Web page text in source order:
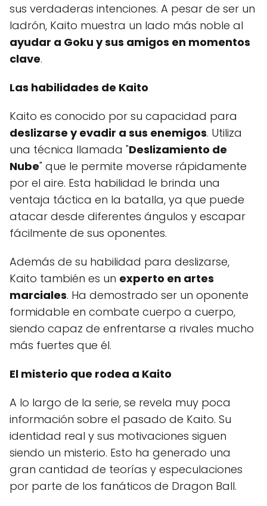
sus verdaderas intenciones. A pesar de ser un
ladrón, Kaito muestra un lado más noble al
ayudar a Goku y sus amigos en momentos
clave.
Las habilidades de Kaito
Kaito es conocido por su capacidad para
deslizarse y evadir a sus enemigos. Utiliza
una técnica llamada "Deslizamiento de
Nube" que le permite moverse rápidamente
por el aire. Esta habilidad le brinda una
ventaja táctica en la batalla, ya que puede
atacar desde diferentes ángulos y escapar
fácilmente de sus oponentes.
Además de su habilidad para deslizarse,
Kaito también es un experto en artes
marciales. Ha demostrado ser un oponente
formidable en combate cuerpo a cuerpo,
siendo capaz de enfrentarse a rivales mucho
más fuertes que él.
El misterio que rodea a Kaito
A lo largo de la serie, se revela muy poca
información sobre el pasado de Kaito. Su
identidad real y sus motivaciones siguen
siendo un misterio. Esto ha generado una
gran cantidad de teorías y especulaciones
por parte de los fanáticos de Dragon Ball.